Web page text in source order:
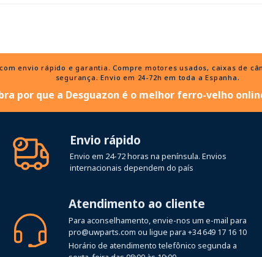
envio rápido e garantia. Compre motores usados, caixas de
segurança. Envio em 24-72h em toda a Espanha.
por que a Desguazon é o melhor ferro-velho
Envio rápido
Envio em 24-72 horas na península. Envios
internacionais dependem do país
Atendimento ao cliente
Para aconselhamento, envie-nos um e-mail para
pro@uwparts.com ou ligue para +34 649 17 16 10
Horário de atendimento telefônico segunda a